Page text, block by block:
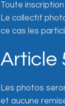
Toute
Le collectif
ce cas les
Article
Les photos
et aucune